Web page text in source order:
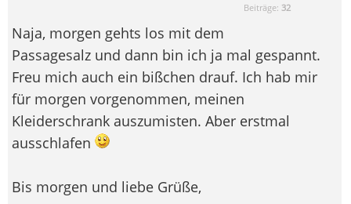
Beiträge: 32
Naja, morgen gehts los mit dem
Passagesalz und dann bin ich ja mal gespannt.
Freu mich auch ein bißchen drauf. Ich hab mir
für morgen vorgenommen, meinen
Kleiderschrank auszumisten. Aber erstmal
ausschlafen
Bis morgen und liebe Grüße,